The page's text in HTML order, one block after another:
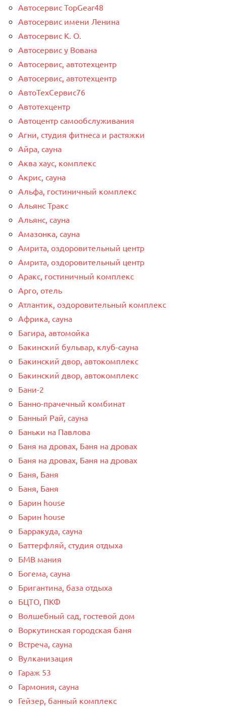
Автосервис TopGear48
Автосервис имени Ленина
Автосервис К. О.
Автосервис у Вована
Автосервис, автотехцентр
Автосервис, автотехцентр
АвтоТехСервис76
Автотехцентр
Автоцентр самообслуживания
Агни, студия фитнеса и растяжки
Айра, сауна
Аква хаус, комплекс
Акрис, сауна
Альфа, гостиничный комплекс
Альянс Тракс
Альянс, сауна
Амазонка, сауна
Амрита, оздоровительный центр
Амрита, оздоровительный центр
Аракс, гостиничный комплекс
Арго, отель
Атлантик, оздоровительный комплекс
Африка, сауна
Багира, автомойка
Бакинский бульвар, клуб-сауна
Бакинский двор, автокомплекс
Бакинский двор, автокомплекс
Бани-2
Банно-прачечный комбинат
Банный Рай, сауна
Баньки на Павлова
Баня на дровах, Баня на дровах
Баня на дровах, Баня на дровах
Баня, Баня
Баня, Баня
Барин house
Барин house
Барракуда, сауна
Баттерфляй, студия отдыха
БМВ мания
Богема, сауна
Бригантина, база отдыха
БЦТО, ПКФ
Волшебный сад, гостевой дом
Воркутинская городская баня
Встреча, сауна
Вулканизация
Гараж 53
Гармония, сауна
Гейзер, банный комплекс